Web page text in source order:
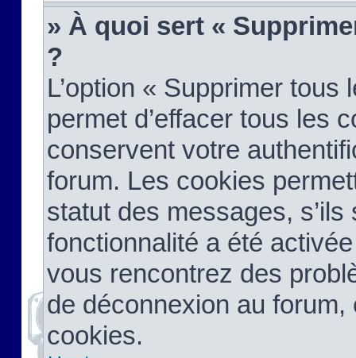
» À quoi sert «
?
L’option « Supprimer
permet d’effacer tous les
conservent votre
forum. Les cookies
statut des messages,
fonctionnalité a été
vous rencontrez des
de déconnexion au
cookies.